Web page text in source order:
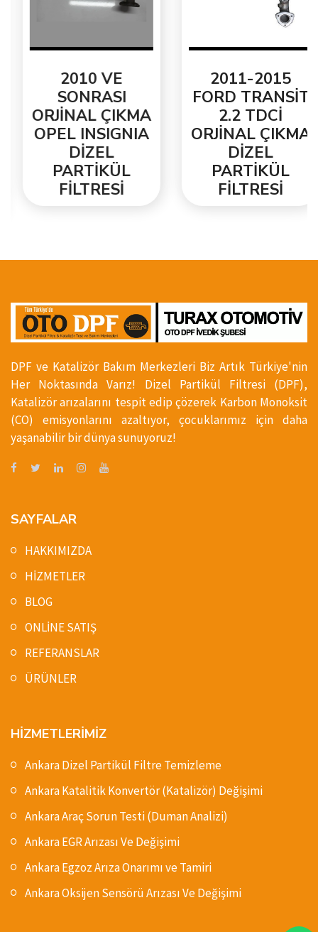
2010 VE
SONRASI
ORJİNAL ÇIKMA
OPEL INSIGNIA
DİZEL
PARTİKÜL
FİLTRESİ
2011-2015
FORD TRANSİT
2.2 TDCİ
ORJİNAL ÇIKMA
DİZEL
PARTİKÜL
FİLTRESİ
DPF ve Katalizör Bakım Merkezleri Biz Artık Türkiye'nin
Her Noktasında Varız! Dizel Partikül Filtresi (DPF),
Katalizör arızalarını tespit edip çözerek Karbon Monoksit
(CO) emisyonlarını azaltıyor, çocuklarımız için daha
yaşanabilir bir dünya sunuyoruz!
SAYFALAR
HAKKIMIZDA
HİZMETLER
BLOG
ONLİNE SATIŞ
REFERANSLAR
ÜRÜNLER
HİZMETLERİMİZ
Ankara Dizel Partikül Filtre Temizleme
Ankara Katalitik Konvertör (Katalizör) Değişimi
Ankara Araç Sorun Testi (Duman Analizi)
Ankara EGR Arızası Ve Değişimi
Ankara Egzoz Arıza Onarımı ve Tamiri
Ankara Oksijen Sensörü Arızası Ve Değişimi